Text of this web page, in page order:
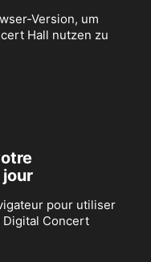
Version, um
Hall nutzen zu
jour
pour utiliser
Concert